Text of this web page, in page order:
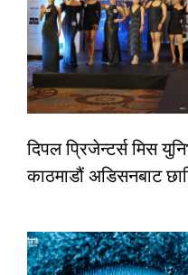
दिपल प्रिजेन्टर्स मिस
काठमाडौं अडिसनबाट